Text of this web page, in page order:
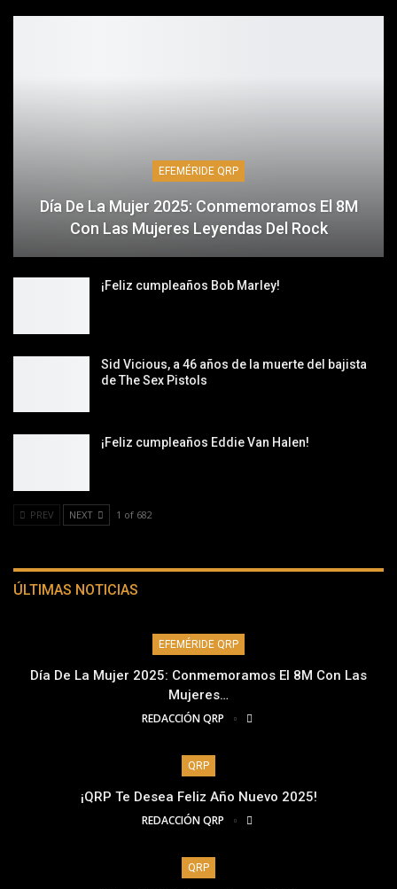
EFEMÉRIDE QRP
Día De La Mujer 2025: Conmemoramos El 8M
Con Las Mujeres Leyendas Del Rock
¡Feliz cumpleaños Bob Marley!
Sid Vicious, a 46 años de la muerte del bajista
de The Sex Pistols
¡Feliz cumpleaños Eddie Van Halen!
PREV NEXT 1 of 682
ÚLTIMAS NOTICIAS
EFEMÉRIDE QRP
Día De La Mujer 2025: Conmemoramos El 8M Con Las
Mujeres…
REDACCIÓN QRP
QRP
¡QRP Te Desea Feliz Año Nuevo 2025!
REDACCIÓN QRP
QRP